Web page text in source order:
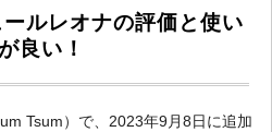
ルレオナの評価と使い
良い！
Tsum）で、2023年9月8日に追加